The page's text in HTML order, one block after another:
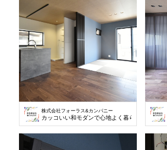
株式会社フォーラス&カンパニー
カッコいい和モダンで心地よく暮らす